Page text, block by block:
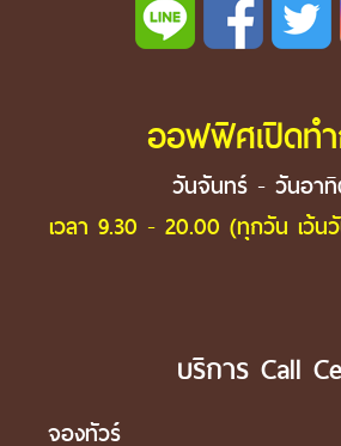
ออฟฟิศเปิดท
วันจันทร์ - วันอา
เวลา 9.30 - 20.00 (ทุกวัน เว้น
บริการ Call
จองทัวร์